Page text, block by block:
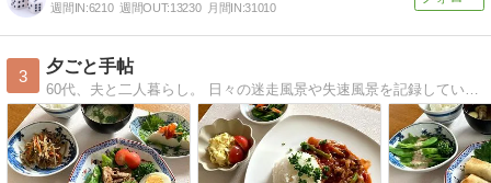
週間IN:6210 週間OUT:13230 月間IN:31010
3
夕ごと手帖